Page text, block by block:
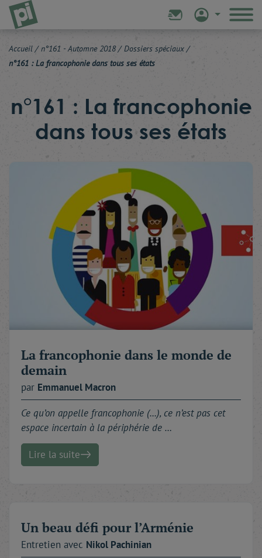
Accueil / n°161 - Automne 2018/ Dossiers spéciaux /
n°161 : La francophonie dans tous ses états
n°161 : La francophonie
dans tous ses états
La francophonie dans le monde de
demain
par Emmanuel Macron
Ce qu’on appelle francophonie (...), ce n’est pas cet
espace incertain à la périphérie de …
Lire la suite
Un beau défi pour l’Arménie
Entretien avec Nikol Pachinian